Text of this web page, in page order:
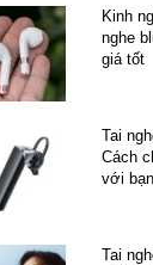
Kinh
nghe
giá tốt
Tai
Cách
với bạn
Tai